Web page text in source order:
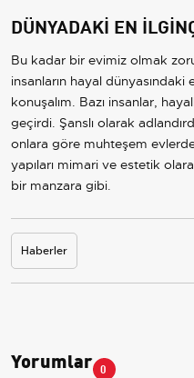
DÜNYADAKİ EN
Bu kadar bir evimiz olmak
insanların hayal
konuşalım. Bazı insanlar,
geçirdi. Şanslı olarak
onlara göre muhteşem
yapıları mimari ve estetik
bir manzara gibi.
Haberler
Yorumlar 0